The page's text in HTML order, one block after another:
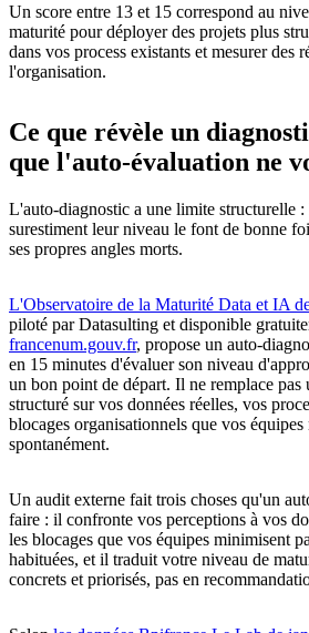
Un score entre 13 et 15 correspond au
maturité pour déployer des projets plus
dans vos process existants et mesurer des
l'organisation.
Ce que révèle un
que l'auto-évaluation ne
L'auto-diagnostic a une limite structurelle
surestiment leur niveau le font de bonne
ses propres angles morts.
L'Observatoire de la Maturité Data et IA
piloté par Datasulting et disponible
francenum.gouv.fr, propose un auto-
en 15 minutes d'évaluer son niveau
un bon point de départ. Il ne remplace pas
structuré sur vos données réelles, vos
blocages organisationnels que vos équipes
spontanément.
Un audit externe fait trois choses qu'un
faire : il confronte vos perceptions à vos
les blocages que vos équipes minimisent
habituées, et il traduit votre niveau de
concrets et priorisés, pas en